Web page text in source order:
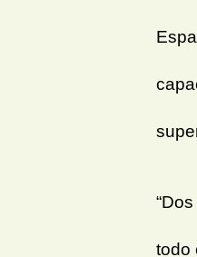
todo